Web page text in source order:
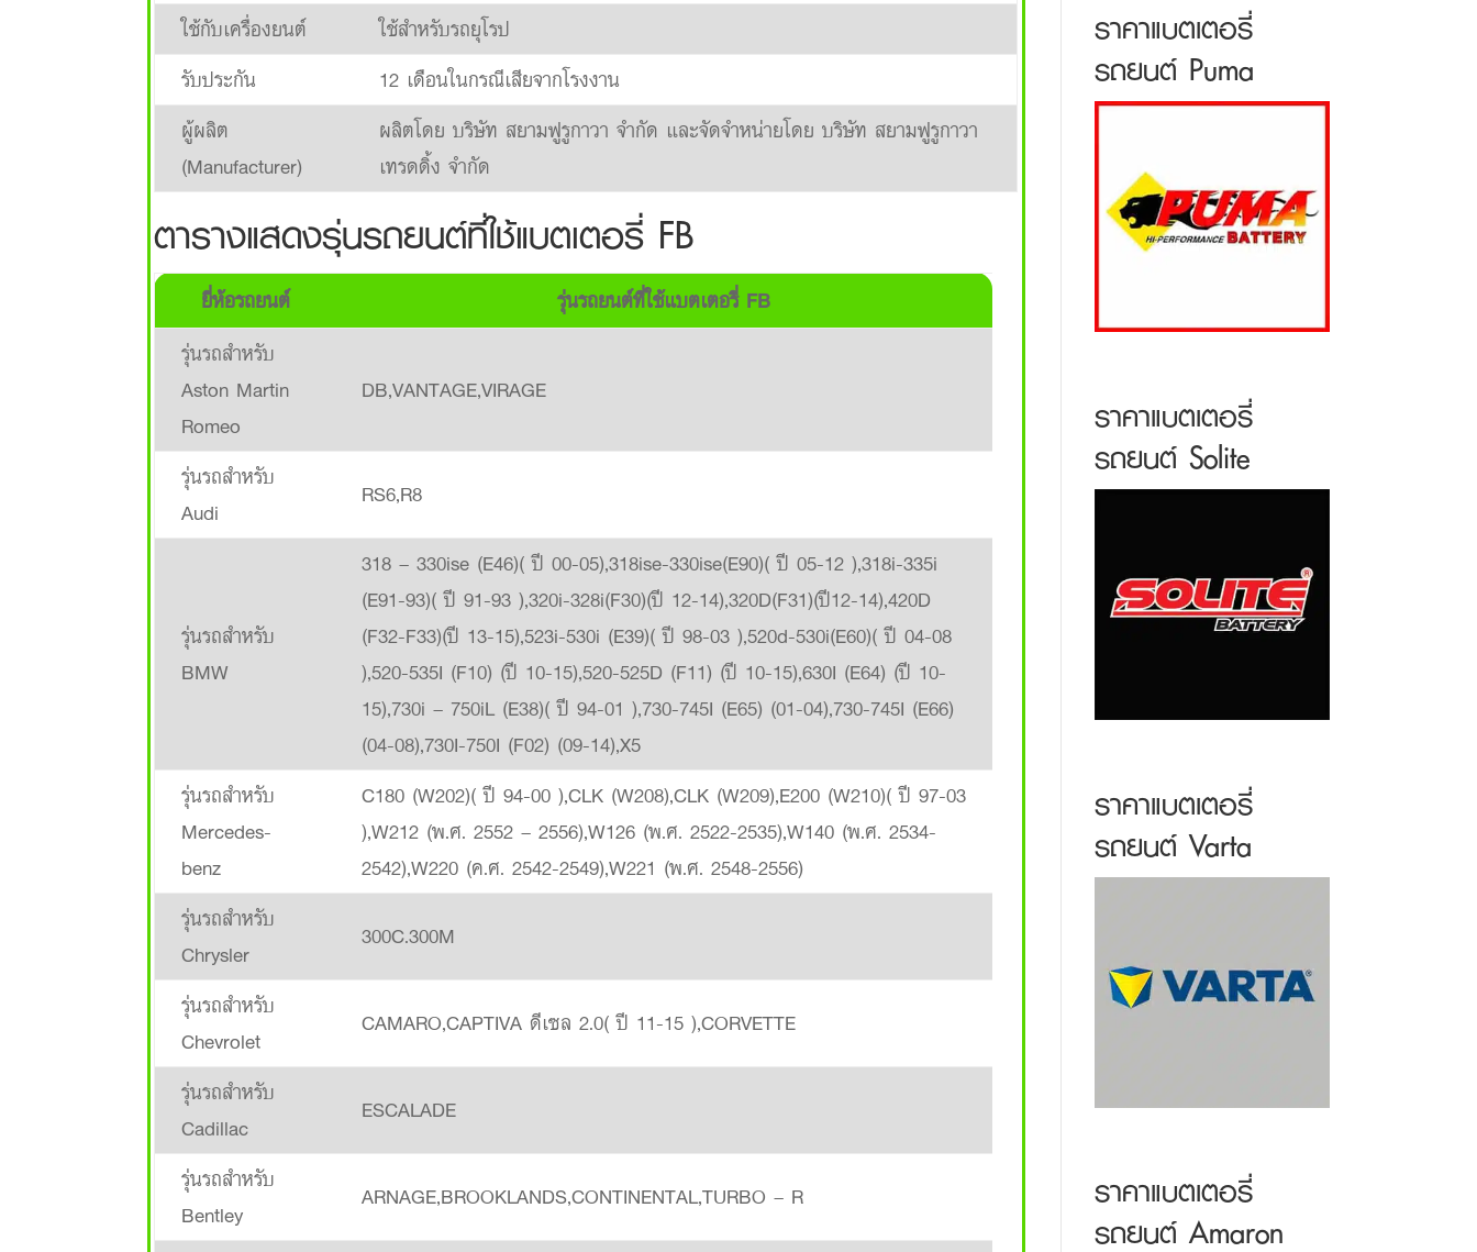
ใช้กับเครื่องยนต์
ใช้สำหรับรถยุโรป
รับประกัน
12 เดือนในกรณีเสียจากโรงงาน
ผู้ผลิต
(Manufacturer)
ผลิตโดย บริษัท สยามฟูรูกาวา จำกัด และจัดจำหน่ายโดย บริษัท สยามฟูรูกาวา
เทรดดิ้ง จำกัด
ตารางแสดงรุ่นรถยนต์ที่ใช้แบตเตอรี่ FB
ยี่ห้อรถยนต์
รุ่นรถยนต์ที่ใช้แบตเตอรี่ FB
รุ่นรถสำหรับ
Aston Martin
Romeo
DB,VANTAGE,VIRAGE
รุ่นรถสำหรับ
Audi
RS6,R8
รุ่นรถสำหรับ
BMW
318 – 330ise (E46)( ปี 00-05),318ise-330ise(E90)( ปี 05-12 ),318i-335i
(E91-93)( ปี 91-93 ),320i-328i(F30)(ปี 12-14),320D(F31)(ปี12-14),420D
(F32-F33)(ปี 13-15),523i-530i (E39)( ปี 98-03 ),520d-530i(E60)( ปี 04-08
),520-535I (F10) (ปี 10-15),520-525D (F11) (ปี 10-15),630I (E64) (ปี 10-
15),730i – 750iL (E38)( ปี 94-01 ),730-745I (E65) (01-04),730-745I (E66)
(04-08),730I-750I (F02) (09-14),X5
รุ่นรถสำหรับ
Mercedes-
benz
C180 (W202)( ปี 94-00 ),CLK (W208),CLK (W209),E200 (W210)( ปี 97-03
),W212 (พ.ศ. 2552 – 2556),W126 (พ.ศ. 2522-2535),W140 (พ.ศ. 2534-
2542),W220 (ค.ศ. 2542-2549),W221 (พ.ศ. 2548-2556)
รุ่นรถสำหรับ
Chrysler
300C.300M
รุ่นรถสำหรับ
Chevrolet
CAMARO,CAPTIVA ดีเซล 2.0( ปี 11-15 ),CORVETTE
รุ่นรถสำหรับ
Cadillac
ESCALADE
รุ่นรถสำหรับ
Bentley
ARNAGE,BROOKLANDS,CONTINENTAL,TURBO – R
ราคาแบตเตอรี่
รถยนต์ Puma
ราคาแบตเตอรี่
รถยนต์ Solite
ราคาแบตเตอรี่
รถยนต์ Varta
ราคาแบตเตอรี่
รถยนต์ Amaron